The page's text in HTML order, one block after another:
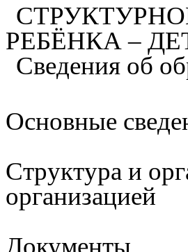
РЕБЁНКА –
Сведения об
Основные
Структура и
организацией
Документы